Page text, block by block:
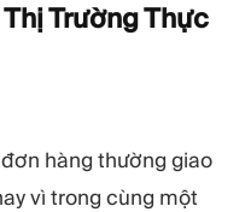
Trường Thực
hàng thường giao
vì trong cùng một